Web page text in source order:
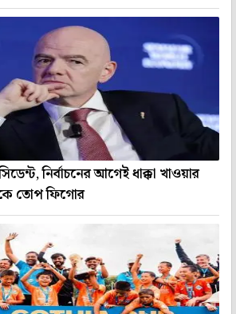
নির্বাচনের আগেই ধাক্কা খাওয়ার
তোপ ফিগোর